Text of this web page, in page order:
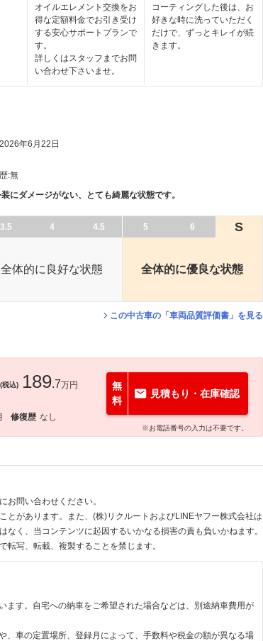
オイルエレメント交換をお
得な定額料金でお引き受け
する安心サポートプランで
す。
詳しくはスタッフまでお問
い合わせ下さいませ。
コーティングした後は、お
好きな時に洗っていただく
だけで、ずっとキレイが続
きます。
年6月22日
:無
にダメージがない、とても綺麗な状態です。
3.5 4 4.5 5 6 S
全体的に良好な状態 全体的に優良な状態
この中古車の「車両品質評価書」を見る
(税込) 189.7万円
修復歴 なし
無
料
見積もり・在庫確認
※お電話番号の入力は不要です。
問い合わせください。
があります。また、(株)リクルートおよびLINEヤフー株式会社は
く、当コンテンツに起因するいかなる損害の責も負いかねます。
写、転載、複製することを禁じます。
す。自宅への納車をご希望された場合などは、別途納車費用が
車の定置場所、登録月によって、手数料や税金の額が異なる場